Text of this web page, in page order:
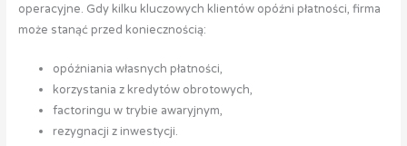
operacyjne. Gdy kilku kluczowych klientów opóźni płatności, firma
może stanąć przed koniecznością:
opóźniania własnych płatności,
korzystania z kredytów obrotowych,
factoringu w trybie awaryjnym,
rezygnacji z inwestycji.